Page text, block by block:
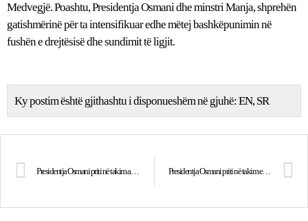
Medvegjë. Poashtu, Presidentja Osmani dhe minstri Manja, shprehën
gatishmërinë për ta intensifikuar edhe mëtej bashkëpunimin në
fushën e drejtësisë dhe sundimit të ligjit.
Ky postim është gjithashtu i disponueshëm në gjuhë:EN SR
Presidentja Osmani priti në takim ambasadorin jorezident të Katarit, Ali bin Hamad Al-Mari Presidentja Osmani priti në takim ekipin futbollistik “Ballkani”